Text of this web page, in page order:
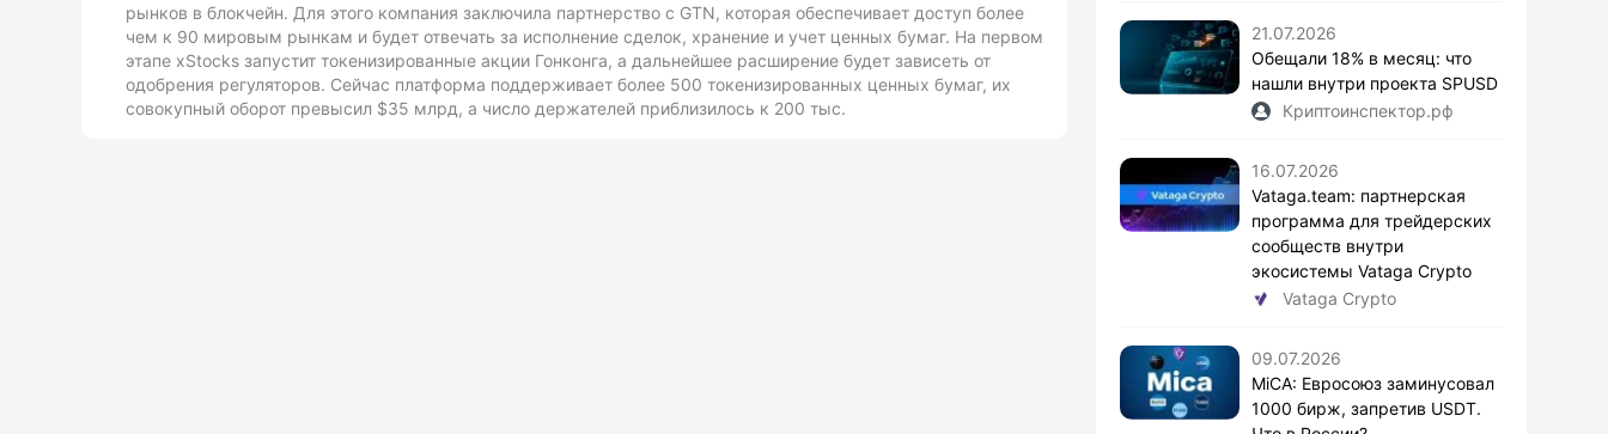
рынков в блокчейн. Для этого компания заключила партнерство с GTN, которая обеспечивает доступ более
чем к 90 мировым рынкам и будет отвечать за исполнение сделок, хранение и учет ценных бумаг. На первом
этапе xStocks запустит токенизированные акции Гонконга, а дальнейшее расширение будет зависеть от
одобрения регуляторов. Сейчас платформа поддерживает более 500 токенизированных ценных бумаг, их
совокупный оборот превысил $35 млрд, а число держателей приблизилось к 200 тыс.
21.07.2026
Обещали 18% в месяц: что
нашли внутри проекта SPUSD
Криптоинспектор.рф
16.07.2026
Vataga.team: партнерская
программа для трейдерских
сообществ внутри
экосистемы Vataga Crypto
Vataga Crypto
09.07.2026
MiCA: Евросоюз заминусовал
1000 бирж, запретив USDT.